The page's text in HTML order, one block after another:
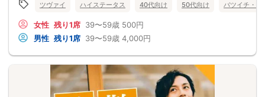
ツヴァイ ハイステータス 40代向け 50代向け バツイチ・再
女性 残り1席 39〜59歳 500円
男性 残り1席 39〜59歳 4,000円